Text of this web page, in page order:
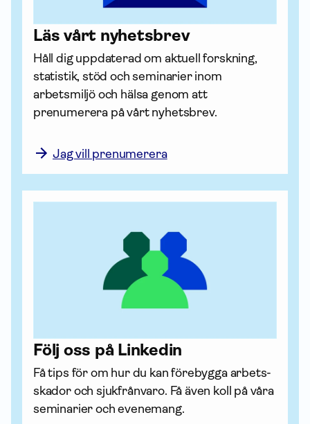
Läs vårt nyhetsbrev
Håll dig uppdaterad om aktuell forskning,
statistik, stöd och seminarier inom
arbetsmiljö och hälsa genom att
prenumerera på vårt nyhetsbrev.
Jag vill prenumerera
Följ oss på Linkedin
Få tips för om hur du kan förebygga arbets­
skador och sjukfrånvaro. Få även koll på våra
seminarier och evenemang.